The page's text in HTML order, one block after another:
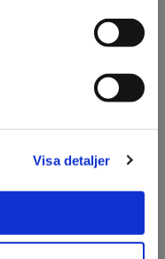
Visa detaljer